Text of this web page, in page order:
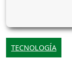
TECNOLOGÍA